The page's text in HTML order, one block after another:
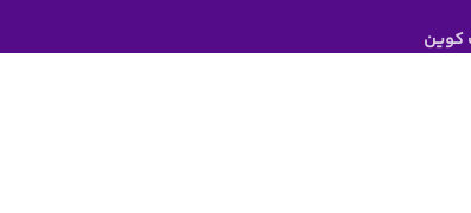
کوین